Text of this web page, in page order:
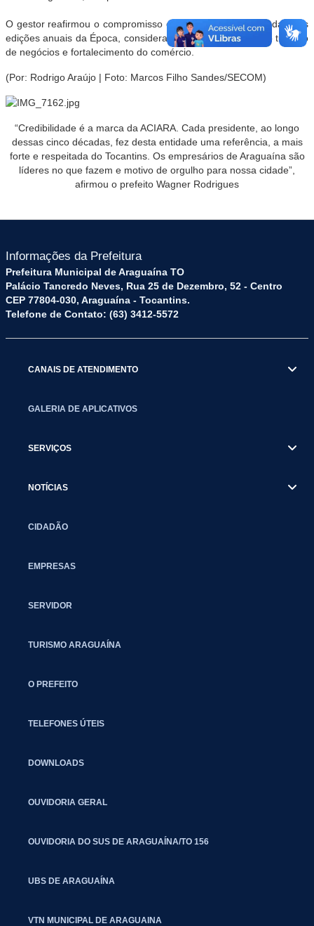
O gestor reafirmou o compromisso em apoiar a realização das três
edições anuais da Época, consideradas estratégicas para o turismo
de negócios e fortalecimento do comércio.
(Por: Rodrigo Araújo | Foto: Marcos Filho Sandes/SECOM)
“Credibilidade é a marca da ACIARA. Cada presidente, ao longo
dessas cinco décadas, fez desta entidade uma referência, a mais
forte e respeitada do Tocantins. Os empresários de Araguaína são
líderes no que fazem e motivo de orgulho para nossa cidade”,
afirmou o prefeito Wagner Rodrigues
Informações da Prefeitura
Prefeitura Municipal de Araguaína TO
Palácio Tancredo Neves, Rua 25 de Dezembro, 52 - Centro
CEP 77804-030, Araguaína - Tocantins.
Telefone de Contato: (63) 3412-5572
CANAIS DE ATENDIMENTO
GALERIA DE APLICATIVOS
SERVIÇOS
NOTÍCIAS
CIDADÃO
EMPRESAS
SERVIDOR
TURISMO ARAGUAÍNA
O PREFEITO
TELEFONES ÚTEIS
DOWNLOADS
OUVIDORIA GERAL
OUVIDORIA DO SUS DE ARAGUAÍNA/TO 156
UBS DE ARAGUAÍNA
VTN MUNICIPAL DE ARAGUAINA